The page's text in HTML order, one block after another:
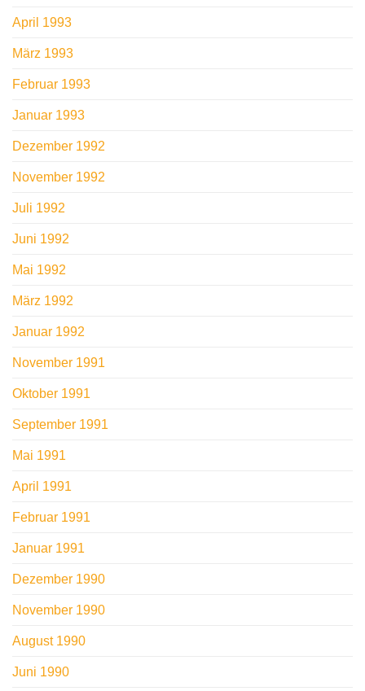
April 1993
März 1993
Februar 1993
Januar 1993
Dezember 1992
November 1992
Juli 1992
Juni 1992
Mai 1992
März 1992
Januar 1992
November 1991
Oktober 1991
September 1991
Mai 1991
April 1991
Februar 1991
Januar 1991
Dezember 1990
November 1990
August 1990
Juni 1990